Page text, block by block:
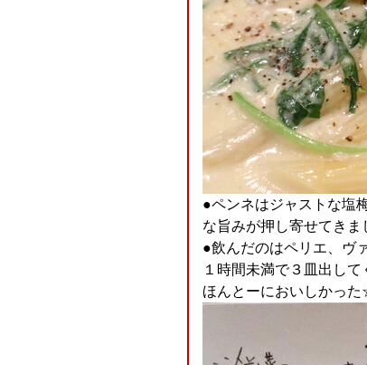
●ペンネはジャストな塩
な旨みが押し寄せてきま
●飲んだのはペリエ、ヴ
１時間未満で３皿出し
ほんとーにおいしかっ